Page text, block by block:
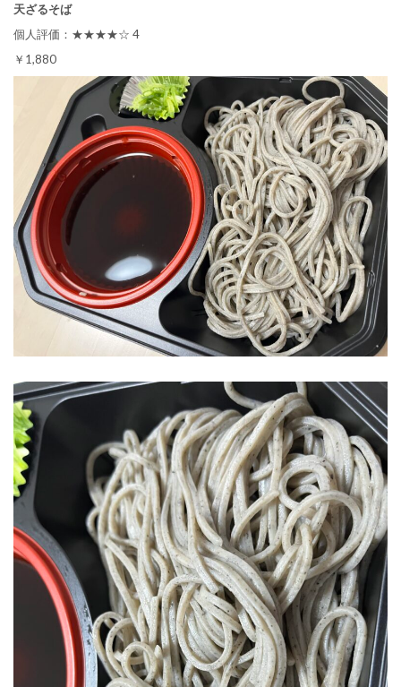
天ざるそば
個人評価：★★★★☆ 4
￥1,880